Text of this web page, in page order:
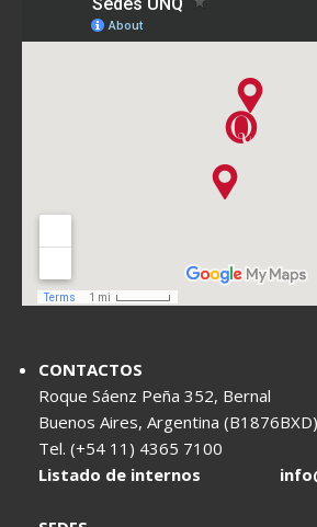
CONTACTOS
Roque Sáenz Peña 352, Bernal
Buenos Aires, Argentina (B1876BXD)
Tel. (+54 11) 4365 7100
Listado de internos